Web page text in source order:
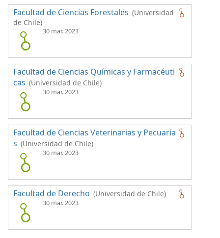
Facultad de Ciencias Forestales (Universidad
de Chile)
30 mar. 2023
Facultad de Ciencias Químicas y Farmacéuti
cas (Universidad de Chile)
30 mar. 2023
Facultad de Ciencias Veterinarias y Pecuaria
s (Universidad de Chile)
30 mar. 2023
Facultad de Derecho (Universidad de Chile)
30 mar. 2023